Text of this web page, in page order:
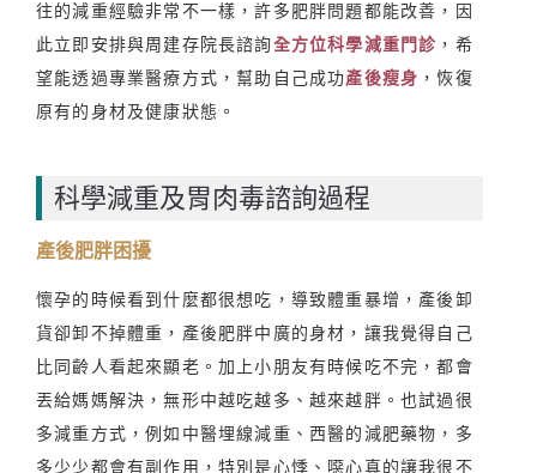
往的減重經驗非常不一樣，許多肥胖問題都能改善，因
此立即安排與周建存院長諮詢全方位科學減重門診 ，希
望能透過專業醫療方式，幫助自己成功產後瘦身 ，恢復
原有的身材及健康狀態。
科學減重及胃肉毒諮詢過程
產後肥胖困擾
懷孕的時候看到什麼都很想吃，導致體重暴增，產後卸
貨卻卸不掉體重，產後肥胖中廣的身材，讓我覺得自己
比同齡人看起來顯老。加上小朋友有時候吃不完，都會
丟給媽媽解決，無形中越吃越多、越來越胖。也試過很
多減重方式，例如中醫埋線減重、西醫的減肥藥物，多
多少少都會有副作用，特別是心悸、噁心真的讓我很不